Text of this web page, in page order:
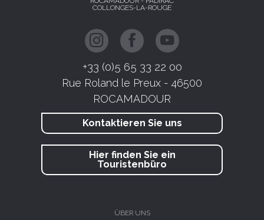
COLLONGES-LA-ROUGE
+33 (0)5 65 33 22 00
Rue Roland le Preux - 46500
ROCAMADOUR
Kontaktieren Sie uns
Hier finden Sie ein
Touristenbüro
ÜBER UNS